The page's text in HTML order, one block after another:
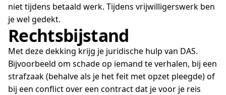
niet tijdens betaald werk. Tijdens vrijwilligerswerk ben
je wel gedekt.
Rechtsbijstand
Met deze dekking krijg je juridische hulp van DAS.
Bijvoorbeeld om schade op iemand te verhalen, bij een
strafzaak (behalve als je het feit met opzet pleegde) of
bij een conflict over een contract dat je voor je reis